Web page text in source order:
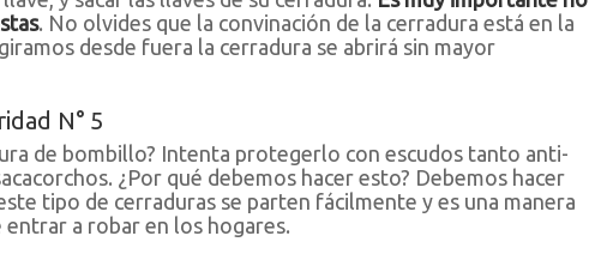
. No olvides que la convinación de la cerradura está en la
desde fuera la cerradura se abrirá sin mayor
N° 5
de bombillo? Intenta protegerlo con escudos tanto anti-
¿Por qué debemos hacer esto? Debemos hacer
tipo de cerraduras se parten fácilmente y es una manera
entrar a robar en los hogares.